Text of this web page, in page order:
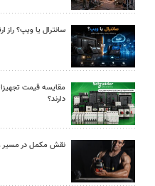
سانترال یا ویپ؟ راز
مقایسه قیمت
دارند؟
نقش مکمل در مسیر